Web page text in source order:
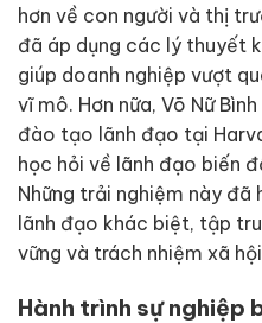
hơn về con người và thị
đã áp dụng các lý thuyết
giúp doanh nghiệp vượt
vĩ mô. Hơn nữa, Võ Nữ
đào tạo lãnh đạo tại
học hỏi về lãnh đạo biến
Những trải nghiệm này đã
lãnh đạo khác biệt, tập
vững và trách nhiệm xã
Hành trình sự nghiệp